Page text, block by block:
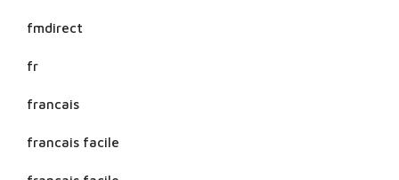
fmdirect
fr
francais
francais facile